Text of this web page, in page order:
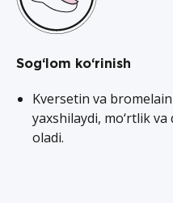
Sog‘lom ko‘rinish
Kversetin va
yaxshilaydi, mo‘rtlik
oladi.